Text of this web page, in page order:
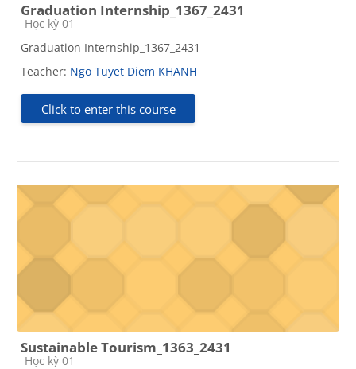
Graduation Internship_1367_2431
Course category
Học kỳ 01
Graduation Internship_1367_2431
Teacher: Ngo Tuyet Diem KHANH
Click to enter this course
Sustainable Tourism_1363_2431
Course category
Học kỳ 01